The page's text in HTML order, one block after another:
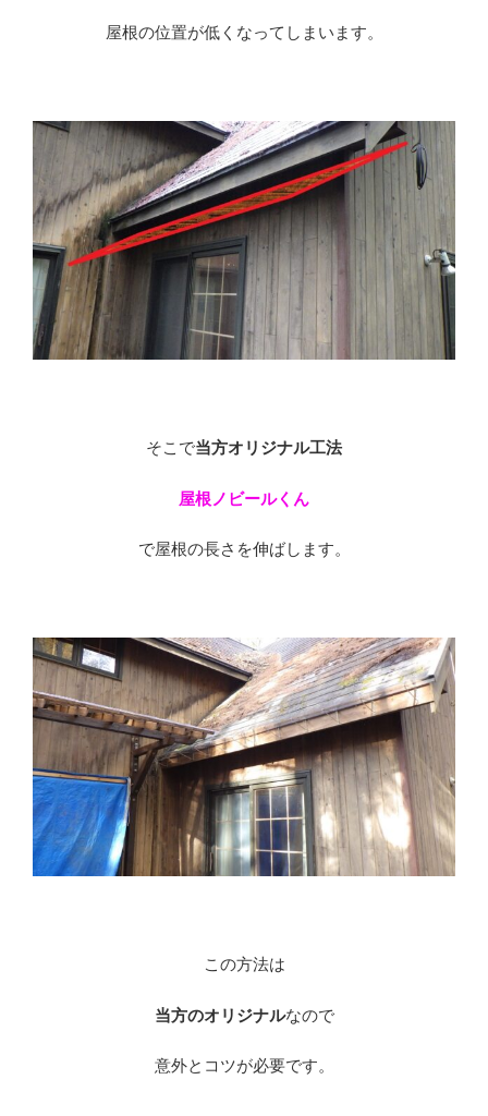
屋根の位置が低くなってしまいます。
そこで当方オリジナル工法
屋根ノビールくん
で屋根の長さを伸ばします。
この方法は
当方のオリジナルなので
意外とコツが必要です。